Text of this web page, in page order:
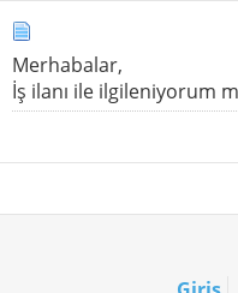
Merhabalar,
İş ilanı ile ilgileniyorum